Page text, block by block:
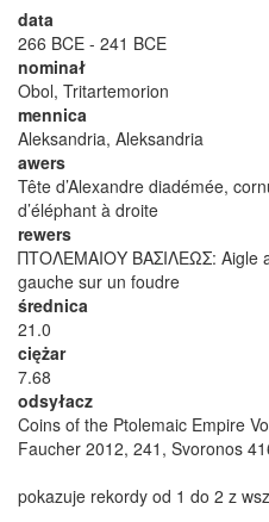
data
266 BCE - 241 BCE
nominał
Obol, Tritartemorion
mennica
Aleksandria, Aleksandria
awers
Tête d’Alexandre diadémée,
d’éléphant à droite
rewers
ΠΤΟΛΕΜΑΙΟΥ ΒΑΣΙΛΕΩΣ: Aigle
gauche sur un foudre
średnica
21.0
ciężar
7.68
odsyłacz
Coins of the Ptolemaic Empire
Faucher 2012, 241, Svoronos
pokazuje rekordy od 1 do 2 z